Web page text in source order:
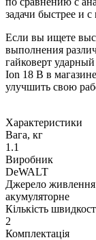
задачи быстрее и
Если вы ищете
выполнения
гайковерт
Ion 18 В в
улучшить свою
Характеристики
Вага, кг
1.1
Виробник
DeWALT
Джерело живлення
акумуляторне
Кількість
2
Комплектація